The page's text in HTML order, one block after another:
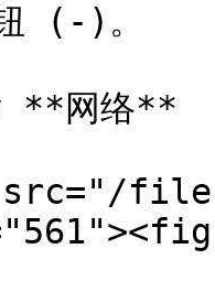
(-)。
**网络**